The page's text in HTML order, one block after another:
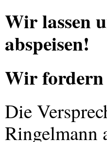
Wir lassen
abspeisen!
Wir fordern
Die
Ringelmann